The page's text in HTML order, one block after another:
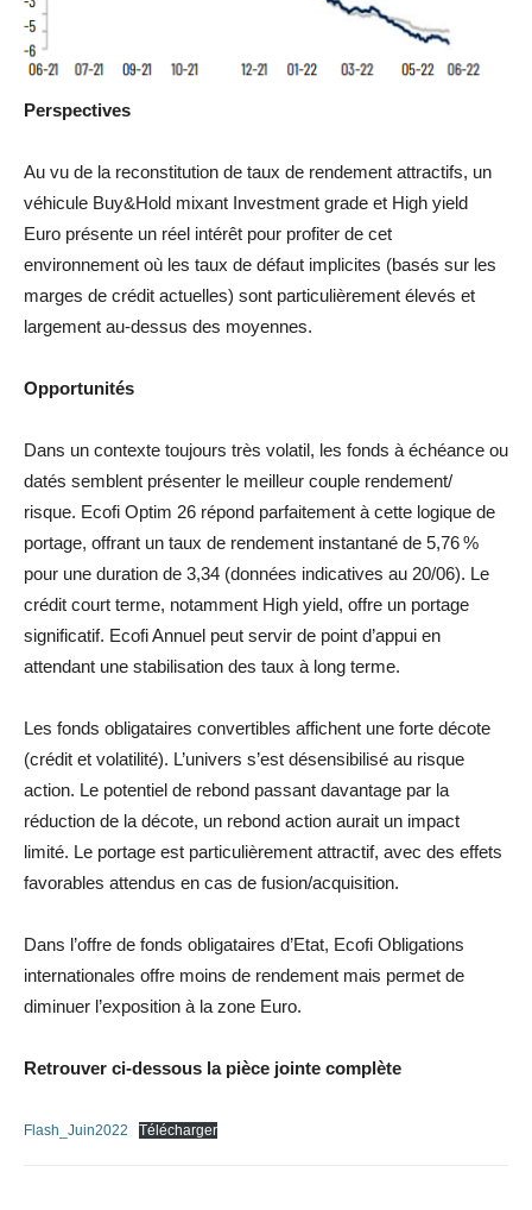
Perspectives
Au vu de la reconstitution de taux de rendement attractifs, un
véhicule Buy&Hold mixant Investment grade et High yield
Euro présente un réel intérêt pour profiter de cet
environnement où les taux de défaut implicites (basés sur les
marges de crédit actuelles) sont particulièrement élevés et
largement au-dessus des moyennes.
Opportunités
Dans un contexte toujours très volatil, les fonds à échéance ou
datés semblent présenter le meilleur couple rendement/
risque. Ecofi Optim 26 répond parfaitement à cette logique de
portage, offrant un taux de rendement instantané de 5,76 %
pour une duration de 3,34 (données indicatives au 20/06). Le
crédit court terme, notamment High yield, offre un portage
significatif. Ecofi Annuel peut servir de point d’appui en
attendant une stabilisation des taux à long terme.
Les fonds obligataires convertibles affichent une forte décote
(crédit et volatilité). L’univers s’est désensibilisé au risque
action. Le potentiel de rebond passant davantage par la
réduction de la décote, un rebond action aurait un impact
limité. Le portage est particulièrement attractif, avec des effets
favorables attendus en cas de fusion/acquisition.
Dans l’offre de fonds obligataires d’Etat, Ecofi Obligations
internationales offre moins de rendement mais permet de
diminuer l’exposition à la zone Euro.
Retrouver ci-dessous la pièce jointe complète
Flash_Juin2022 Télécharger